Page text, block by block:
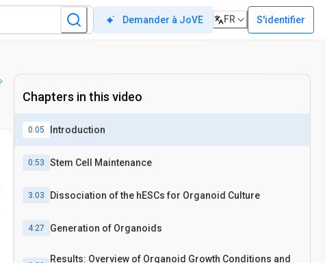
Demander à JoVE FR S'identifier
Chapters in this video
0:05 Introduction
0:53 Stem Cell Maintenance
3:03 Dissociation of the hESCs for Organoid Culture
4:27 Generation of Organoids
Results: Overview of Organoid Growth Conditions and